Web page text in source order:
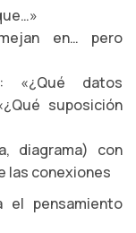
en… pero
«¿Qué datos
suposición
diagrama) con
las conexiones
el pensamiento